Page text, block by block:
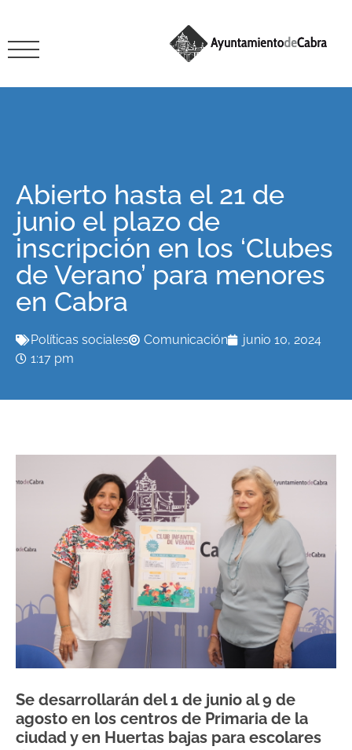
Abierto hasta el 21 de
junio el plazo de
inscripción en los ‘Clubes
de Verano’ para menores
en Cabra
Políticas sociales Comunicación
junio 10, 2024
1:17 pm
Se desarrollarán del 1 de junio al 9 de
agosto en los centros de Primaria de la
ciudad y en Huertas bajas para escolares